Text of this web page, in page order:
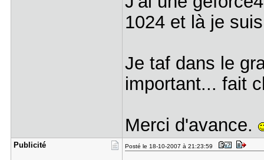
1024 et là je
Je taf dans le
important... fait
Merci d'avance.
Publicité Posté le 18-10-2007 à 21:23:59